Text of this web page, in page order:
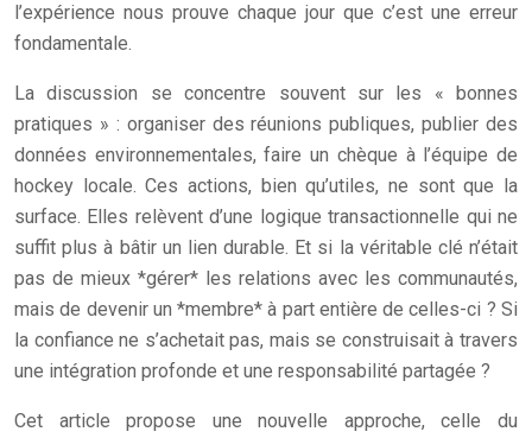
l’expérience nous prouve chaque jour que c’est une erreur
fondamentale.
La discussion se concentre souvent sur les « bonnes
pratiques » : organiser des réunions publiques, publier des
données environnementales, faire un chèque à l’équipe de
hockey locale. Ces actions, bien qu’utiles, ne sont que la
surface. Elles relèvent d’une logique transactionnelle qui ne
suffit plus à bâtir un lien durable. Et si la véritable clé n’était
pas de mieux *gérer* les relations avec les communautés,
mais de devenir un *membre* à part entière de celles-ci ? Si
la confiance ne s’achetait pas, mais se construisait à travers
une intégration profonde et une responsabilité partagée ?
Cet article propose une nouvelle approche, celle du